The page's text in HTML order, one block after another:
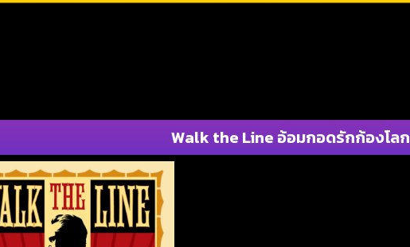
Walk the Line อ้อมกอดรักก้องโลก